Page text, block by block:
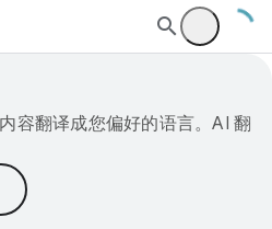
容翻译成您偏好的语言。AI 翻